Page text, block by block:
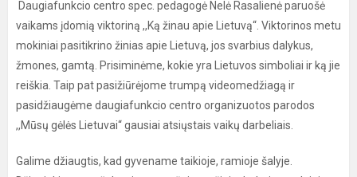
Daugiafunkcio centro spec. pedagogė Nelė Rasalienė paruošė
vaikams įdomią viktoriną ,,Ką žinau apie Lietuvą“. Viktorinos metu
mokiniai pasitikrino žinias apie Lietuvą, jos svarbius dalykus,
žmones, gamtą. Prisiminėme, kokie yra Lietuvos simboliai ir ką jie
reiškia. Taip pat pasižiūrėjome trumpą videomedžiagą ir
pasidžiaugėme daugiafunkcio centro organizuotos parodos
,,Mūsų gėlės Lietuvai‘‘ gausiai atsiųstais vaikų darbeliais.
Galime džiaugtis, kad gyvename taikioje, ramioje šalyje.